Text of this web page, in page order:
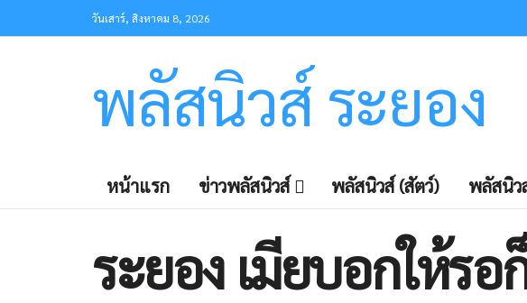
วันเสาร์, สิงหาคม 8, 2026
พลัสนิวส์ ระยอง
หน้าแรก ข่าวพลัสนิวส์ พลัสนิวส์ (สัตว์) พลัสนิว
ระยอง เมียบอกให้ร